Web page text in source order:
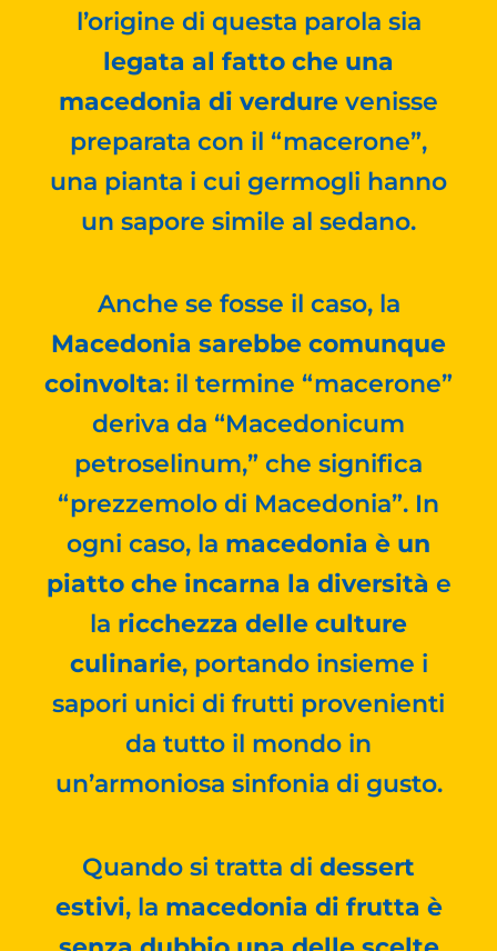
l’origine di questa parola sia
legata al fatto che una
macedonia di verdure venisse
preparata con il “macerone”,
una pianta i cui germogli hanno
un sapore simile al sedano.
Anche se fosse il caso, la
Macedonia sarebbe comunque
coinvolta: il termine “macerone”
deriva da “Macedonicum
petroselinum,” che significa
“prezzemolo di Macedonia”. In
ogni caso, la macedonia è un
piatto che incarna la diversità e
la ricchezza delle culture
culinarie, portando insieme i
sapori unici di frutti provenienti
da tutto il mondo in
un’armoniosa sinfonia di gusto.
Quando si tratta di dessert
estivi, la macedonia di frutta è